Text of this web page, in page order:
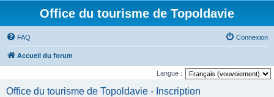
Office du tourisme de Topoldavie
FAQ Connexion
Accueil du forum
Langue :
Office du tourisme de Topoldavie - Inscription